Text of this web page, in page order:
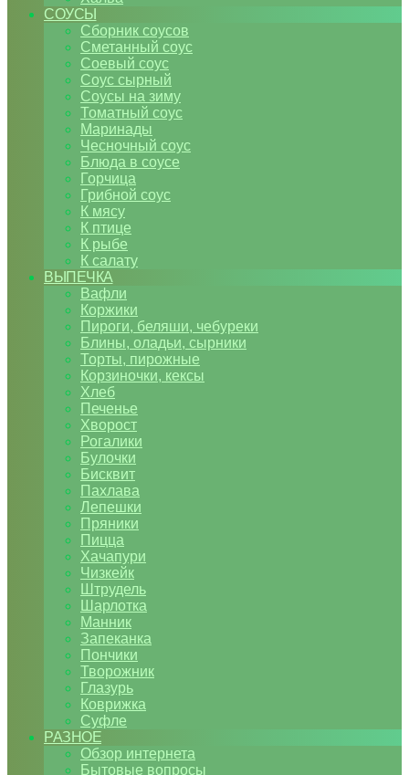
СОУСЫ
Сборник соусов
Сметанный соус
Соевый соус
Соус сырный
Соусы на зиму
Томатный соус
Маринады
Чесночный соус
Блюда в соусе
Горчица
Грибной соус
К мясу
К птице
К рыбе
К салату
ВЫПЕЧКА
Вафли
Коржики
Пироги, беляши, чебуреки
Блины, оладьи, сырники
Торты, пирожные
Корзиночки, кексы
Хлеб
Печенье
Хворост
Рогалики
Булочки
Бисквит
Пахлава
Лепешки
Пряники
Пицца
Хачапури
Чизкейк
Штрудель
Шарлотка
Манник
Запеканка
Пончики
Творожник
Глазурь
Коврижка
Суфле
РАЗНОЕ
Обзор интернета
Бытовые вопросы